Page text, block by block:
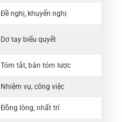
Đề nghị, khuyến nghị
Dơ tay biểu quyết
Tóm tắt, bản tóm lược
Nhiệm vụ, công việc
Đồng lòng, nhất trí